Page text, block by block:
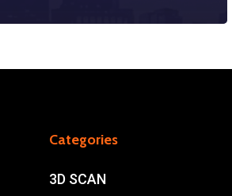
Categories
3D SCAN